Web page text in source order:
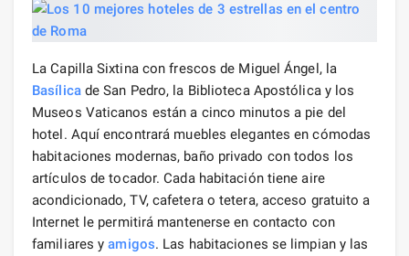
La Capilla Sixtina con frescos de Miguel Ángel, la
Basílicade San Pedro, la Biblioteca Apostólica y los
Museos Vaticanos están a cinco minutos a pie del
hotel. Aquí encontrará muebles elegantes en cómodas
habitaciones modernas, baño privado con todos los
artículos de tocador. Cada habitación tiene aire
acondicionado, TV, cafetera o tetera, acceso gratuito a
Internet le permitirá mantenerse en contacto con
familiares yamigos. Las habitaciones se limpian y las